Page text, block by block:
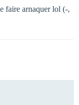
faire arnaquer lol (-,